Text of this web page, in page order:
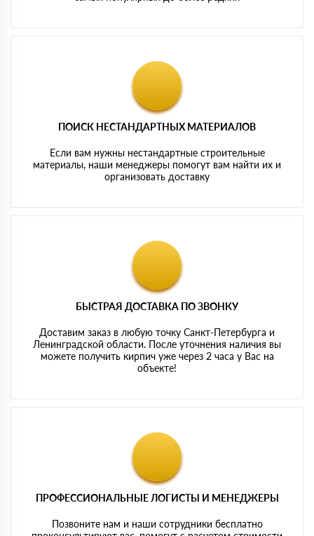
ПОИСК НЕСТАНДАРТНЫХ МАТЕРИАЛОВ
Если вам нужны нестандартные строительные
материалы, наши менеджеры помогут вам найти их и
организовать доставку
БЫСТРАЯ ДОСТАВКА ПО ЗВОНКУ
Доставим заказ в любую точку Санкт-Петербурга и
Ленинградской области. После уточнения наличия вы
можете получить кирпич уже через 2 часа у Вас на
объекте!
ПРОФЕССИОНАЛЬНЫЕ ЛОГИСТЫ И МЕНЕДЖЕРЫ
Позвоните нам и наши сотрудники бесплатно